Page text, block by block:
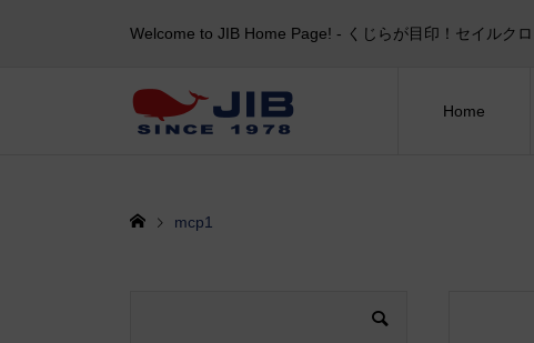
Welcome to JIB Home Page! ‐ くじらが目印！セイルク
Home
mcp1